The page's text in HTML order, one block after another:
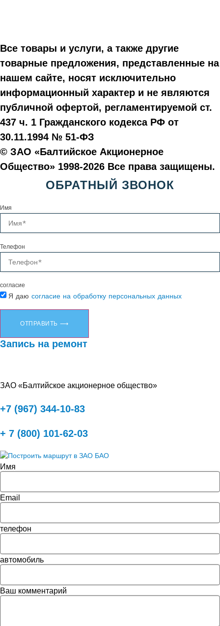
Все товары и услуги, а также другие
товарные предложения, представленные на
нашем сайте, носят исключительно
информационный характер и не являются
публичной офертой, регламентируемой ст.
437 ч. 1 Гражданского кодекса РФ от
30.11.1994 № 51-ФЗ
© ЗАО «Балтийское Акционерное
Общество» 1998-2026 Все права защищены.
ОБРАТНЫЙ ЗВОНОК
Имя
Телефон
согласие
Я даю согласие на обработку персональных данных
ОТПРАВИТЬ ⟶
Запись на ремонт
ЗАО «Балтийское акционерное общество»
+7 (967) 344-10-83
+ 7 (800) 101-62-03
Имя
Email
телефон
автомобиль
Ваш комментарий